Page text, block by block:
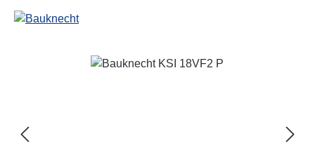
Bildergalerie überspringen